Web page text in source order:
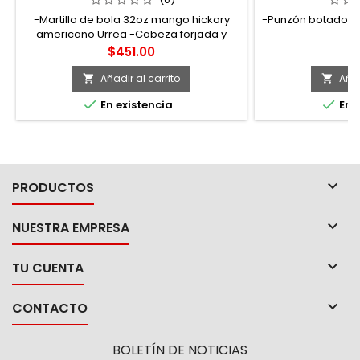
URREA
-Martillo de bola 32oz mango hickory
americano Urrea -Cabeza forjada y
templada de acero aleado, pulido y
barnizado. -Mango de madera de
hickory americano pulido y laqueado.
Precio
$451.00
 Añadir al carrito
 En existencia
-Punzón botador

 En
PRODUCTOS 
NUESTRA EMPRESA 
TU CUENTA 
CONTACTO 
BOLETÍN DE NOTICIAS